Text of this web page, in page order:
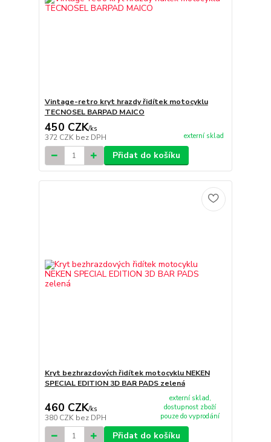
Vintage-retro kryt hrazdy řidítek motocyklu
TECNOSEL BARPAD MAICO
450 CZK/ks
372 CZK bez DPH externí sklad
Přidat do košíku
Kryt bezhrazdových řidítek motocyklu NEKEN
SPECIAL EDITION 3D BAR PADS zelená
460 CZK/ks
380 CZK bez DPH
externí sklad,
dostupnost zboží
pouze do vyprodání
Přidat do košíku